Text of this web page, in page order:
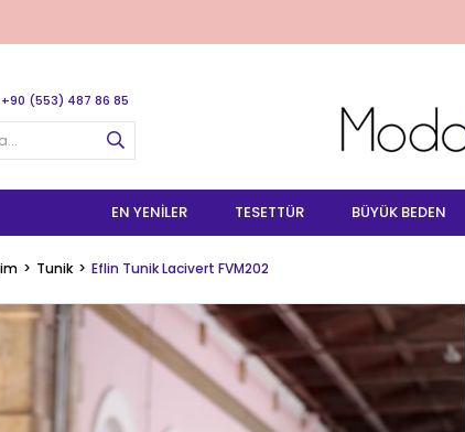
+90 (553) 487 86 85
EN YENILER TESETTÜR BÜYÜK BEDEN
Tunik Eflin Tunik Lacivert FVM202